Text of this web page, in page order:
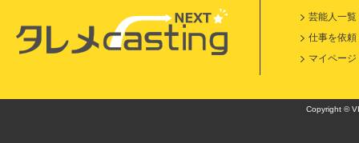
芸能人一覧
仕事を依頼
マイページ
Copyright ©